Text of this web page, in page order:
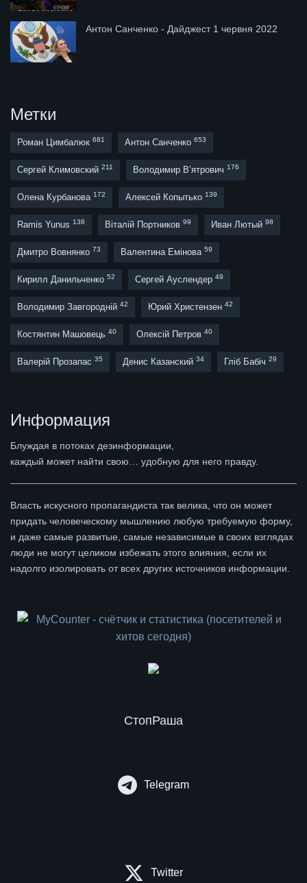
Антон Санченко - Дайджест 1 червня 2022
Метки
Роман Цимбалюк 681 Антон Санченко 653
Сергей Климовский 211 Володимир В’ятрович 176
Олена Курбанова 172 Алексей Копытько 139
Ramis Yunus 138 Віталій Портников 99 Иван Лютый 98
Дмитро Вовнянко 73 Валентина Емінова 59
Кирилл Данильченко 52 Сергей Ауслендер 49
Володимир Завгородній 42 Юрий Христензен 42
Костянтин Машовець 40 Олексій Петров 40
Валерій Прозапас 35 Денис Казанский 34 Гліб Бабіч 29
Информация
Блуждая в потоках дезинформации,
каждый может найти свою… удобную для него правду.
Власть искусного пропагандиста так велика, что он может
придать человеческому мышлению любую требуемую форму,
и даже самые развитые, самые независимые в своих взглядах
люди не могут целиком избежать этого влияния, если их
надолго изолировать от всех других источников информации.
СтопРаша
Telegram
Twitter